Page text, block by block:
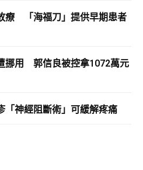
療 「海福刀」提供早期患者
挪用 郭信良被控拿1072萬元
「神經阻斷術」可緩解疼痛